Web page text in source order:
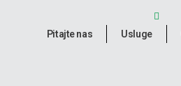
Pitajte nas Usluge